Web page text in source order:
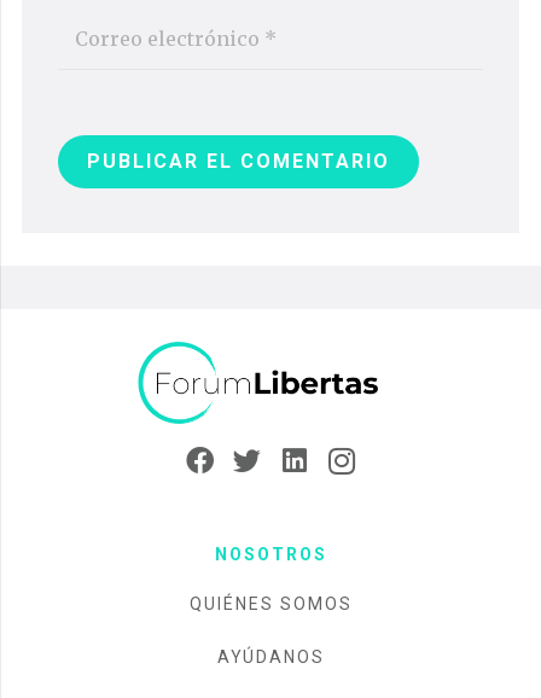
PUBLICAR EL COMENTARIO
NOSOTROS
QUIÉNES SOMOS
AYÚDANOS